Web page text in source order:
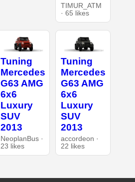
TIMUR_ATM
· 65 likes
Tuning
Mercedes
G63 AMG
6x6
Luxury
SUV
2013
NeoplanBus ·
23 likes
Tuning
Mercedes
G63 AMG
6x6
Luxury
SUV
2013
accordeon ·
22 likes